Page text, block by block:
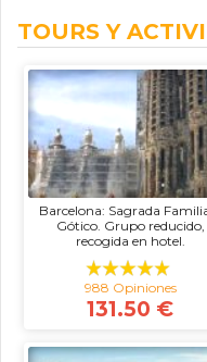
TOURS Y
Barcelona: Sagrada
Gótico. Grupo reducido,
recogida en hotel.
988 Opiniones
131.50 €